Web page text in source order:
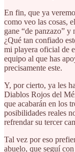
En fin, que ya
como veo las cosas,
gane “de panzazo”
¿Qué tan confiado
mi playera oficial de
equipo al que has
precisamente este.
Y, por cierto, ya les
Diablos Rojos del
que acabarán en los
posibilidades reales
refrendar su tercer
Tal vez por eso
abuelo, que seguí